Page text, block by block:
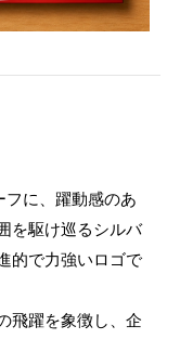
に、躍動感のあ
を駆け巡るシルバ
的で力強いロゴで
飛躍を象徴し、企